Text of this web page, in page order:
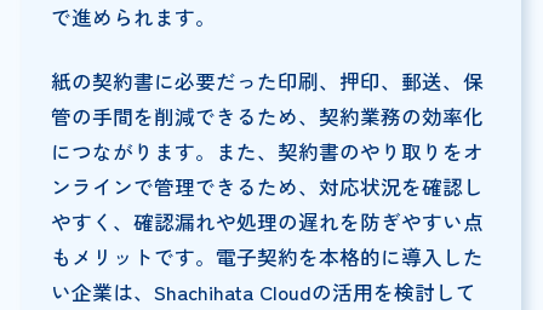
で進められます。
紙の契約書に必要だった印刷、押印、郵送、保
管の手間を削減できるため、契約業務の効率化
につながります。また、契約書のやり取りをオ
ンラインで管理できるため、対応状況を確認し
やすく、確認漏れや処理の遅れを防ぎやすい点
もメリットです。電子契約を本格的に導入した
い企業は、Shachihata Cloudの活用を検討して